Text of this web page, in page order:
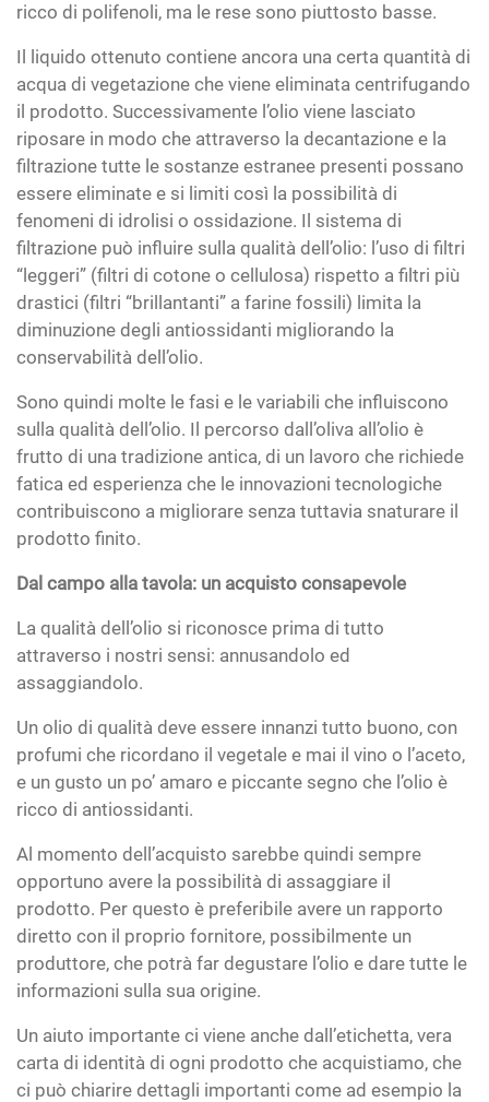
ricco di polifenoli, ma le rese sono piuttosto basse.
Il liquido ottenuto contiene ancora una certa quantità di
acqua di vegetazione che viene eliminata centrifugando
il prodotto. Successivamente l’olio viene lasciato
riposare in modo che attraverso la decantazione e la
filtrazione tutte le sostanze estranee presenti possano
essere eliminate e si limiti così la possibilità di
fenomeni di idrolisi o ossidazione. Il sistema di
filtrazione può influire sulla qualità dell’olio: l’uso di filtri
“leggeri” (filtri di cotone o cellulosa) rispetto a filtri più
drastici (filtri “brillantanti” a farine fossili) limita la
diminuzione degli antiossidanti migliorando la
conservabilità dell’olio.
Sono quindi molte le fasi e le variabili che influiscono
sulla qualità dell’olio. Il percorso dall’oliva all’olio è
frutto di una tradizione antica, di un lavoro che richiede
fatica ed esperienza che le innovazioni tecnologiche
contribuiscono a migliorare senza tuttavia snaturare il
prodotto finito.
Dal campo alla tavola: un acquisto consapevole
La qualità dell’olio si riconosce prima di tutto
attraverso i nostri sensi: annusandolo ed
assaggiandolo.
Un olio di qualità deve essere innanzi tutto buono, con
profumi che ricordano il vegetale e mai il vino o l’aceto,
e un gusto un po’ amaro e piccante segno che l’olio è
ricco di antiossidanti.
Al momento dell’acquisto sarebbe quindi sempre
opportuno avere la possibilità di assaggiare il
prodotto. Per questo è preferibile avere un rapporto
diretto con il proprio fornitore, possibilmente un
produttore, che potrà far degustare l’olio e dare tutte le
informazioni sulla sua origine.
Un aiuto importante ci viene anche dall’etichetta, vera
carta di identità di ogni prodotto che acquistiamo, che
ci può chiarire dettagli importanti come ad esempio la